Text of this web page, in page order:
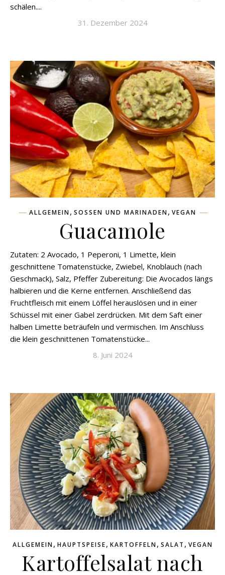
schälen....
31. Dezember 2024
ALLGEMEIN, SOSSEN UND MARINADEN , VEGAN
Guacamole
Zutaten: 2 Avocado, 1 Peperoni, 1 Limette, klein
geschnittene Tomatenstücke, Zwiebel, Knoblauch (nach
Geschmack), Salz, Pfeffer Zubereitung: Die Avocados längs
halbieren und die Kerne entfernen. Anschließend das
Fruchtfleisch mit einem Löffel herauslösen und in einer
Schüssel mit einer Gabel zerdrücken. Mit dem Saft einer
halben Limette beträufeln und vermischen. Im Anschluss
die klein geschnittenen Tomatenstücke...
8. Juni 2024
ALLGEMEIN, HAUPTSPEISE, KARTOFFELN, SALAT , VEGAN
Kartoffelsalat nach